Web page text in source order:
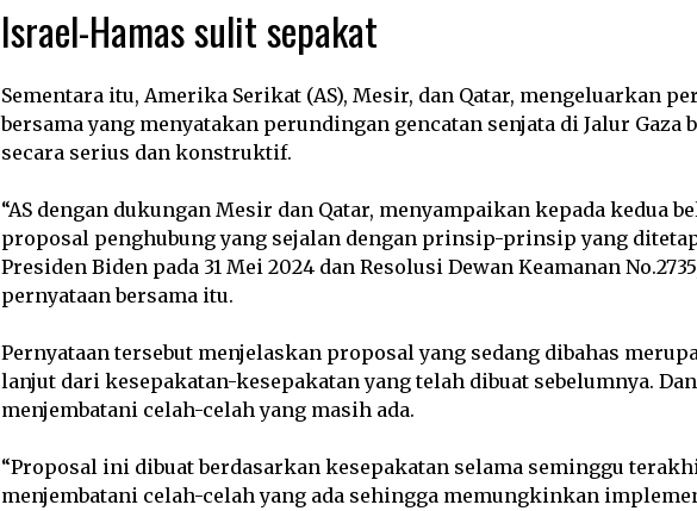
Israel-Hamas sulit sepakat
Sementara itu, Amerika Serikat (AS), Mesir, dan Qatar, mengeluarkan
bersama yang menyatakan perundingan gencatan senjata di Jalur Gaza
secara serius dan konstruktif.
“AS dengan dukungan Mesir dan Qatar, menyampaikan kepada kedua
proposal penghubung yang sejalan dengan prinsip-prinsip yang
Presiden Biden pada 31 Mei 2024 dan Resolusi Dewan Keamanan
pernyataan bersama itu.
Pernyataan tersebut menjelaskan proposal yang sedang dibahas
lanjut dari kesepakatan-kesepakatan yang telah dibuat sebelumnya.
menjembatani celah-celah yang masih ada.
“Proposal ini dibuat berdasarkan kesepakatan selama seminggu
menjembatani celah-celah yang ada sehingga memungkinkan